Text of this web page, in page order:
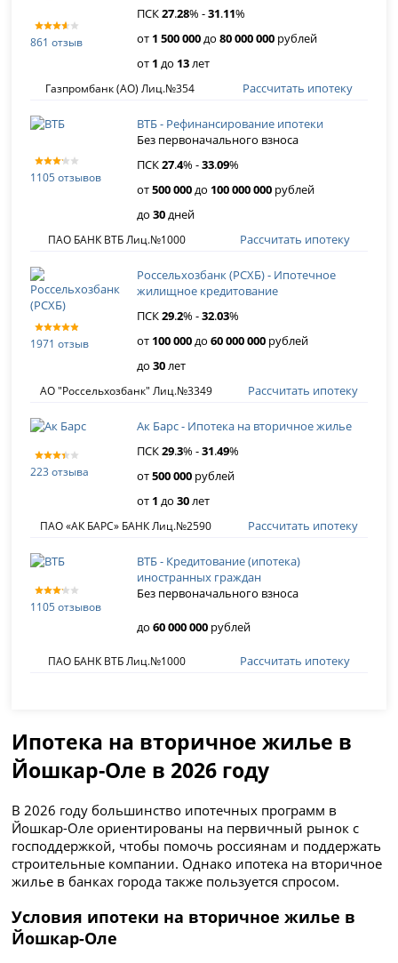
861 отзыв
ПСК27.28% -31.11%
от 1 500 000до80 000 000 рублей
от 1 до 13лет
Газпромбанк (АО) Лиц.№354 Рассчитать ипотеку
1105 отзывов
ВТБ - Рефинансирование ипотеки
Без первоначального взноса
ПСК27.4% -33.09%
от500 000до 100 000 000 рублей
до30дней
ПАО БАНК ВТБ Лиц.№1000 Рассчитать ипотеку
1971 отзыв
Россельхозбанк (РСХБ) - Ипотечное
жилищное кредитование
ПСК29.2% -32.03%
от 100 000до60 000 000 рублей
до30лет
АО "Россельхозбанк" Лиц.№3349 Рассчитать ипотеку
223 отзыва
Ак Барс - Ипотека на вторичное жилье
ПСК29.3% -31.49%
от500 000 рублей
от 1 до30лет
ПАО «АК БАРС» БАНК Лиц.№2590 Рассчитать ипотеку
1105 отзывов
ВТБ - Кредитование (ипотека)
иностранных граждан
Без первоначального взноса
до60 000 000 рублей
ПАО БАНК ВТБ Лиц.№1000 Рассчитать ипотеку
Ипотека на вторичное жилье в
Йошкар-Оле в 2026 году
В 2026 году большинство ипотечных программ в
Йошкар-Оле ориентированы на первичный рынок с
господдержкой, чтобы помочь россиянам и поддержать
строительные компании. Однако ипотека на вторичное
жилье в банках города также пользуется спросом.
Условия ипотеки на вторичное жилье в
Йошкар-Оле